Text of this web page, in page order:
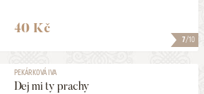
7/10
40 Kč
PEKÁRKOVÁ IVA
Dej mi ty prachy